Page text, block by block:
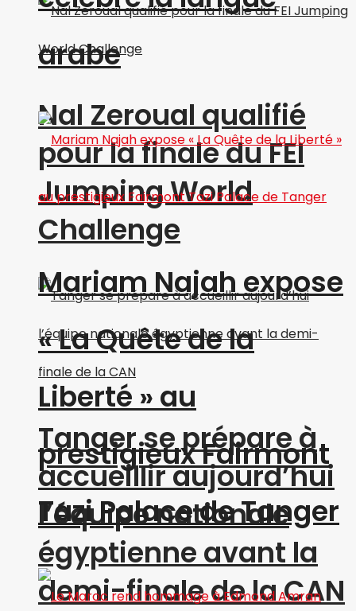
Nal Zeroual qualifié
pour la finale du FEI
Jumping World
Challenge
Tanger se prépare à
accueillir aujourd’hui
l’équipe nationale
égyptienne avant la
demi-finale de la CAN
arabe
Mariam Najah expose
« La Quête de la
Liberté » au
prestigieux Fairmont
Tazi Palace de Tanger